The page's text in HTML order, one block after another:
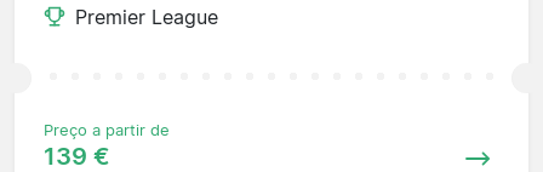
Premier League
Preço a partir de
139 €